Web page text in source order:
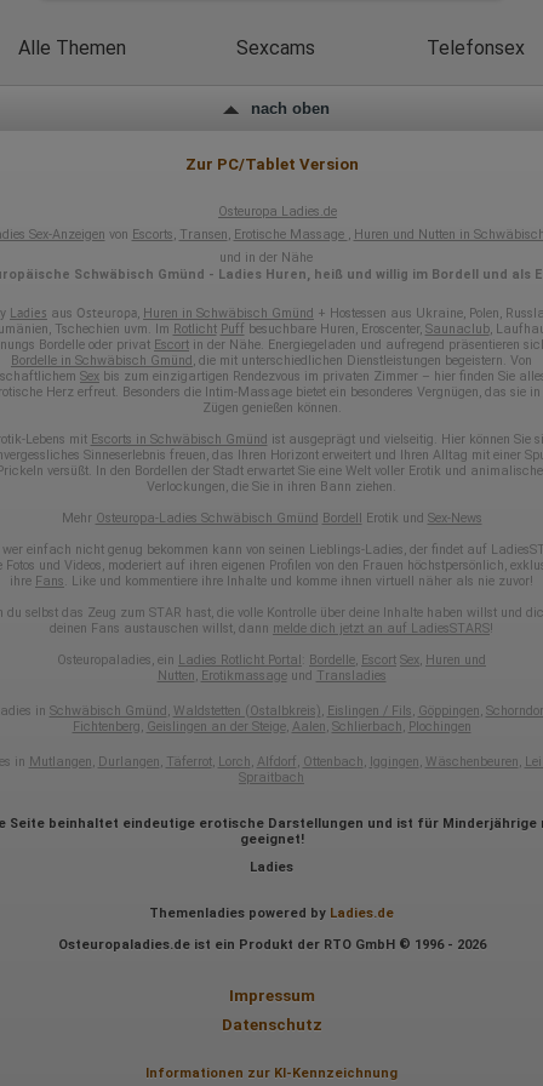
Wohin ging der Besucher? Klickte er auf weitere Seiten des Portals
oder hat er sie komplett verlassen?
Wir nutzen Hotjar als Webanalysedient. Es wird verwendet, um Daten
über das Benutzerverhalten zu sammeln. Hotjar kann auch im Rahmen
Umfragen und Feedbackfunktionen, die auf unserer Website
eingebunden sind, von Ihnen bereitgestellte Informationen verarbeiten.
Limited, Malta
Erhobene Daten:
Datum und Uhrzeit des Besuchs
Geografischer Standort
IP-Adresse
Mausbewegungen
Referrer URL
Bildschirmauflösung
Eindeutige Gerätekennung
Sprachinformationen
Gerätebestriebssystem
Browser-Typ
Klicks
Eindeutige Benutzerkennung
Antworten auf Umfragen
der Verarbeitung:
Rechtliche Grundlage der Verarbeitung
Alle Themen Sexcams Telefonsex
nach oben
Zur PC/Tablet Version
Osteuropa Ladies.de
Sex-Anzeigen von Escorts, Transen, Erotische Massage , Huren und Nutten in
und in der Nähe
Schwäbisch Gmünd - Ladies Huren, heiß und willig im Bordell und als
Ladies aus Osteuropa, Huren in Schwäbisch Gmünd + Hostessen aus Ukraine, Polen,
Tschechien uvm. Im Rotlicht Puff besuchbare Huren, Eroscenter, Saunaclub,
Bordelle oder privat Escort in der Nähe. Energiegeladen und aufregend präsentieren
Bordelle in Schwäbisch Gmünd, die mit unterschiedlichen Dienstleistungen begeistern. Von
Sex bis zum einzigartigen Rendezvous im privaten Zimmer – hier finden Sie
Herz erfreut. Besonders die Intim-Massage bietet ein besonderes Vergnügen, das sie in
Zügen genießen können.
Lebens mit Escorts in Schwäbisch Gmünd ist ausgeprägt und vielseitig. Hier können Sie
Sinneserlebnis freuen, das Ihren Horizont erweitert und Ihren Alltag mit einer
versüßt. In den Bordellen der Stadt erwartet Sie eine Welt voller Erotik und
Verlockungen, die Sie in ihren Bann ziehen.
Mehr Osteuropa-Ladies Schwäbisch Gmünd Bordell Erotik und Sex-News
wer einfach nicht genug bekommen kann von seinen Lieblings-Ladies, der findet auf
Fotos und Videos, moderiert auf ihren eigenen Profilen von den Frauen höchstpersönlich,
ihre Fans. Like und kommentiere ihre Inhalte und komme ihnen virtuell näher als nie zuvor!
du selbst das Zeug zum STAR hast, die volle Kontrolle über deine Inhalte haben willst und
deinen Fans austauschen willst, dann melde dich jetzt an auf LadiesSTARS!
Osteuropaladies, ein Ladies Rotlicht Portal Bordelle, Escort Sex, Huren und
Nutten, Erotikmassageund Transladies
in Schwäbisch Gmünd, Waldstetten (Ostalbkreis), Eislingen / Fils, Göppingen,
Fichtenberg, Geislingen an der Steige, Aalen, Schlierbach, Plochingen
in Mutlangen, Durlangen, Täferrot, Lorch, Alfdorf, Ottenbach, Iggingen, Wäschenbeuren,
Spraitbach
Seite beinhaltet eindeutige erotische Darstellungen und ist für Minderjährige
geeignet!
Ladies
Themenladies powered by Ladies.de
Osteuropaladies.de ist ein Produkt der RTO GmbH © 1996 - 2026
Impressum
Datenschutz
Informationen zur KI-Kennzeichnung